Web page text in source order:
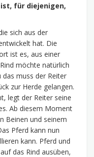
für diejenigen,
sich aus der
hat. Die
ist es, aus einer
möchte natürlich
das muss der Reiter
zur Herde gelangen.
legt der Reiter seine
Ab diesem Moment
Beinen und seinem
Pferd kann nun
kann. Pferd und
das Rind ausüben,